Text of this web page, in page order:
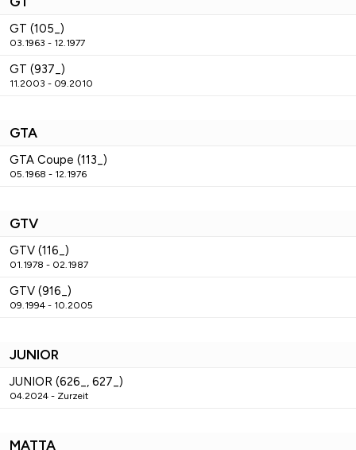
GT (105_)
03.1963 - 12.1977
GT (937_)
11.2003 - 09.2010
GTA
GTA Coupe (113_)
05.1968 - 12.1976
GTV
GTV (116_)
01.1978 - 02.1987
GTV (916_)
09.1994 - 10.2005
JUNIOR
JUNIOR (626_, 627_)
04.2024 - Zurzeit
MATTA